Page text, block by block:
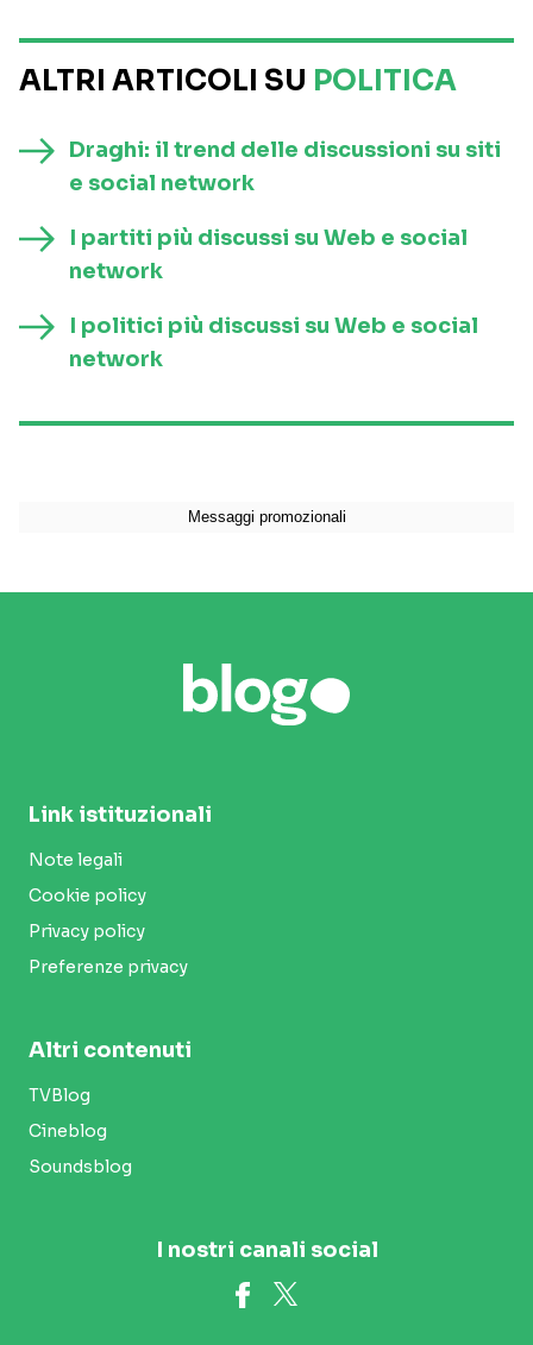
ALTRI ARTICOLI SU POLITICA
Draghi: il trend delle discussioni su siti
e social network
I partiti più discussi su Web e social
network
I politici più discussi su Web e social
network
Link istituzionali
Note legali
Cookie policy
Privacy policy
Preferenze privacy
Altri contenuti
TVBlog
Cineblog
Soundsblog
I nostri canali social